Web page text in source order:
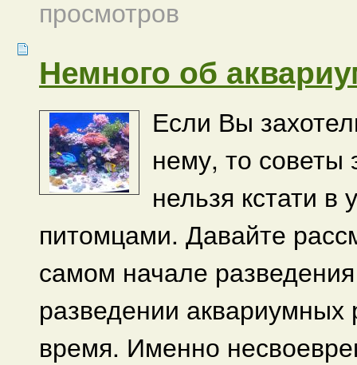
просмотров
Немного об
Если Вы
нему, то советы
нельзя кстати
питомцами. Давайте
самом начале
разведении
время. Именно